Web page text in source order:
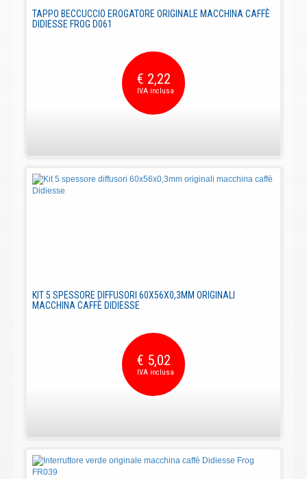
TAPPO BECCUCCIO EROGATORE ORIGINALE MACCHINA CAFFÈ
DIDIESSE FROG D061
€ 2,22
KIT 5 SPESSORE DIFFUSORI 60X56X0,3MM ORIGINALI
MACCHINA CAFFÈ DIDIESSE
€ 5,02